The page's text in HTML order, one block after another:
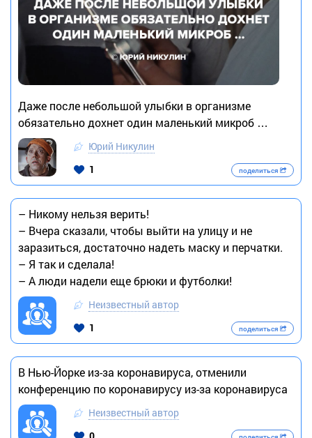
Даже после небольшой улыбки в организме
обязательно дохнет один маленький микроб …
Юрий Никулин
1
поделиться
– Никому нельзя верить!
– Вчера сказали, чтобы выйти на улицу и не
заразиться, достаточно надеть маску и перчатки.
– Я так и сделала!
– А люди надели еще брюки и футболки!
Неизвестный автор
1
поделиться
В Нью-Йорке из-за коронавируса, отменили
конференцию по коронавирусу из-за коронавируса
Неизвестный автор
0